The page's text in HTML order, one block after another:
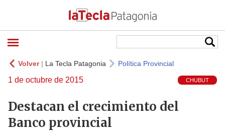
Volver| La Tecla Patagonia Política Provincial
1 de octubre de 2015 CHUBUT
Destacan el crecimiento del
Banco provincial